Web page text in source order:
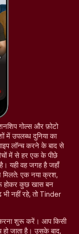
गोल्स और फ़ोटो
में उपलब्ध दुनिया का
लॉन्च करने के बाद से
में से हर एक के पीछे
यही वह जगह है जहाँ
एक नया क्रश,
होकर कुछ खास बन
नहीं रहे, तो Tinder
शुरू करें। आप किसी
जाता है। उसके बाद,